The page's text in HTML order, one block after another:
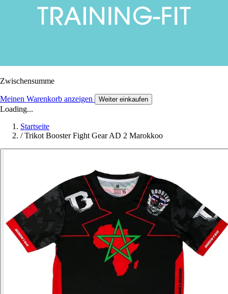
Zwischensumme
Meinen Warenkorb anzeigen Weiter einkaufen
Loading...
Startseite
/ Trikot Booster Fight Gear AD 2 Marokkoo